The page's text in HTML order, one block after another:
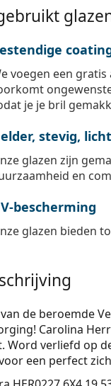
voegen een
je je bril
stevig, licht
glazen zijn
en
bescherming
glazen bieden
de beroemde
Carolina
Word verliefd op
een perfect